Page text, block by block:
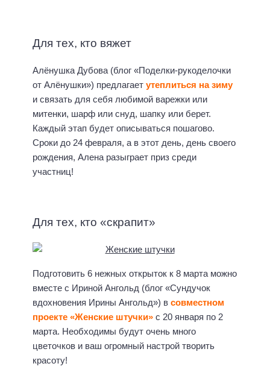
Для тех, кто вяжет
Алёнушка Дубова (блог «Поделки-рукоделочки
от Алёнушки») предлагает утеплиться на зиму
и связать для себя любимой варежки или
митенки, шарф или снуд, шапку или берет.
Каждый этап будет описываться пошагово.
Сроки до 24 февраля, а в этот день, день своего
рождения, Алена разыграет приз среди
участниц!
Для тех, кто «скрапит»
Подготовить 6 нежных открыток к 8 марта можно
вместе с Ириной Ангольд (блог «Сундучок
вдохновения Ирины Ангольд») в совместном
проекте «Женские штучки» с 20 января по 2
марта. Необходимы будут очень много
цветочков и ваш огромный настрой творить
красоту!